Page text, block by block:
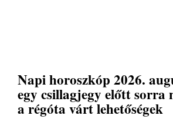
Napi horoszkóp 2026.
egy csillagjegy előtt sorra
a régóta várt lehetőségek